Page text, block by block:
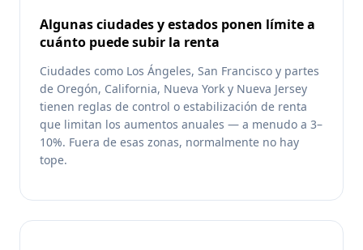
Algunas ciudades y estados ponen límite a
cuánto puede subir la renta
Ciudades como Los Ángeles, San Francisco y partes
de Oregón, California, Nueva York y Nueva Jersey
tienen reglas de control o estabilización de renta
que limitan los aumentos anuales — a menudo a 3–
10%. Fuera de esas zonas, normalmente no hay
tope.